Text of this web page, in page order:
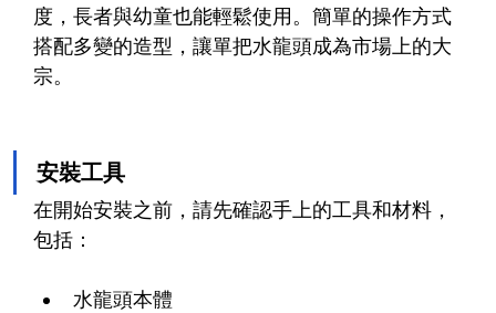
度，長者與幼童也能輕鬆使用。簡單的操作方式
搭配多變的造型，讓單把水龍頭成為市場上的大
宗。
安裝工具
在開始安裝之前，請先確認手上的工具和材料，
包括：
水龍頭本體